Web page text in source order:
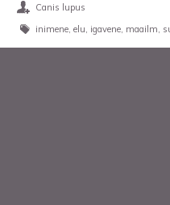
Canis lupus
inimene elu igavene maailm